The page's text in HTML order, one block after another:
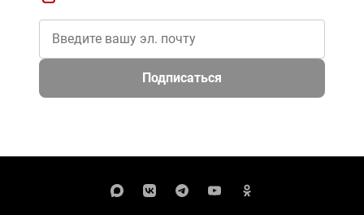
Подписаться